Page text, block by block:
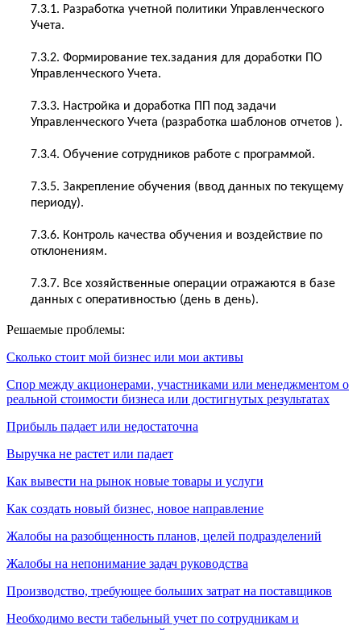
7.3.1. Разработка учетной политики Управленческого
Учета.
7.3.2. Формирование тех.задания для доработки ПО
Управленческого Учета.
7.3.3. Настройка и доработка ПП под задачи
Управленческого Учета (разработка шаблонов отчетов ).
7.3.4. Обучение сотрудников работе с программой.
7.3.5. Закрепление обучения (ввод данных по текущему
периоду).
7.3.6. Контроль качества обучения и воздействие по
отклонениям.
7.3.7. Все хозяйственные операции отражаются в базе
данных с оперативностью (день в день).
Решаемые проблемы:
Сколько стоит мой бизнес или мои активы
Спор между акционерами, участниками или менеджментом о
реальной стоимости бизнеса или достигнутых результатах
Прибыль падает или недостаточна
Выручка не растет или падает
Как вывести на рынок новые товары и услуги
Как создать новый бизнес, новое направление
Жалобы на разобщенность планов, целей подразделений
Жалобы на непонимание задач руководства
Производство, требующее больших затрат на поставщиков
Необходимо вести табельный учет по сотрудникам и